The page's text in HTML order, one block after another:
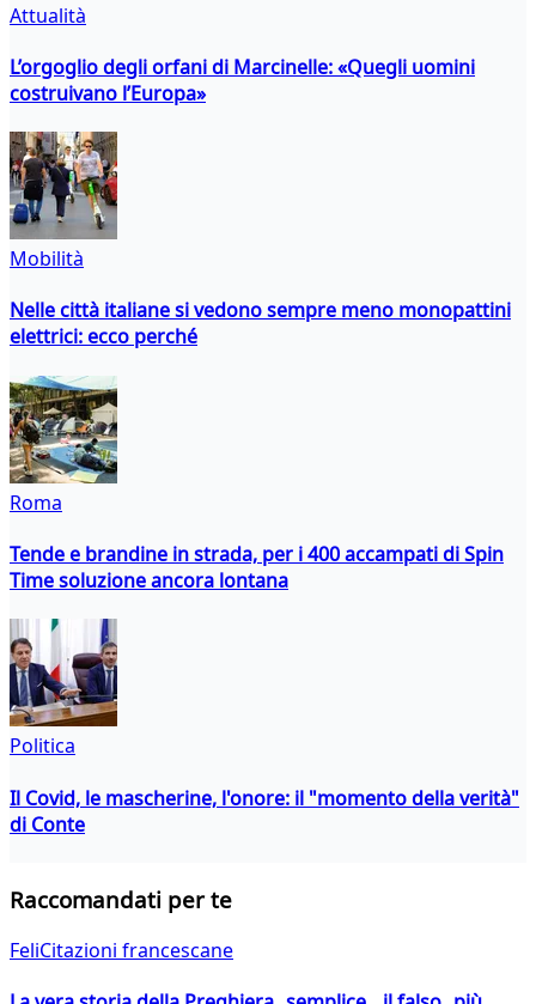
Attualità
L’orgoglio degli orfani di Marcinelle: «Quegli uomini
costruivano l’Europa»
Mobilità
Nelle città italiane si vedono sempre meno monopattini
elettrici: ecco perché
Roma
Tende e brandine in strada, per i 400 accampati di Spin
Time soluzione ancora lontana
Politica
Il Covid, le mascherine, l'onore: il "momento della verità"
di Conte
Raccomandati per te
FeliCitazioni francescane